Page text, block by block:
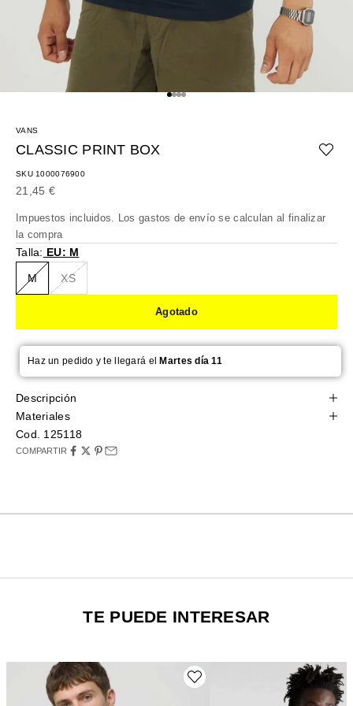
Ir al artículo 1
Ir al artículo 2
Ir al artículo 3
Ir al artículo 4
VANS
CLASSIC PRINT BOX
SKU 1000076900
Precio de oferta
21,45 €
Impuestos incluidos. Los gastos de envío se calculan al finalizar
la compra
Talla: EU: M
M XS
Agotado
Haz un pedido y te llegará elMartes día 11
Descripción
Materiales
Cod. 125118
COMPARTIR
TE PUEDE INTERESAR